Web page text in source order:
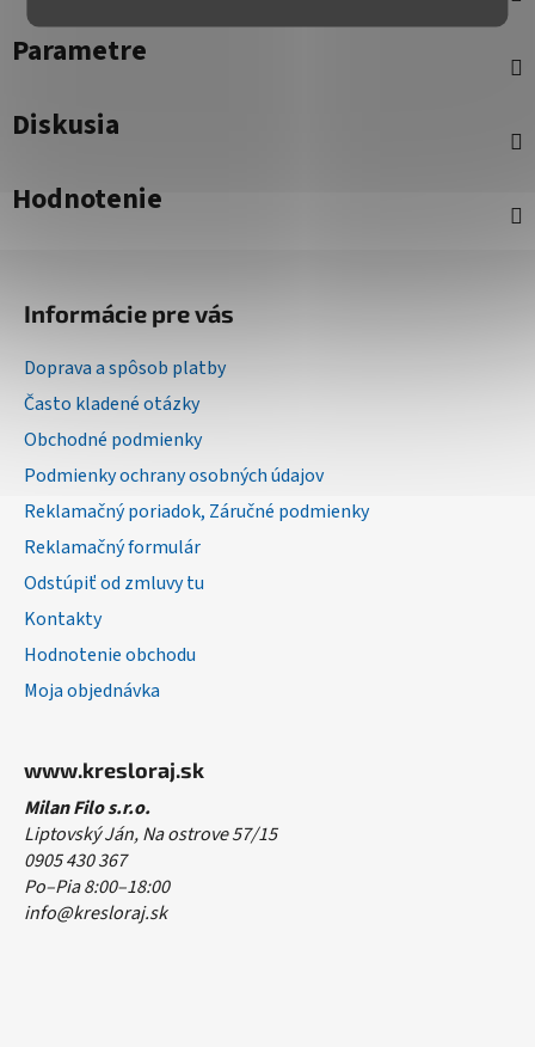
Parametre
Diskusia
Hodnotenie
Informácie pre vás
Doprava a spôsob platby
Často kladené otázky
Obchodné podmienky
Podmienky ochrany osobných údajov
Reklamačný poriadok, Záručné podmienky
Reklamačný formulár
Odstúpiť od zmluvy tu
Kontakty
Hodnotenie obchodu
Moja objednávka
www.kresloraj.sk
Milan Filo s.r.o.
Liptovský Ján, Na ostrove 57/15
0905 430 367
Po–Pia 8:00–18:00
info@kresloraj.sk